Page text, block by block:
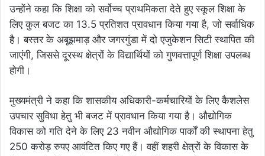
उन्होंने कहा कि शिक्षा को सर्वोच्च प्राथमिकता देते हुए स्कूल शिक्षा के
लिए कुल बजट का 13.5 प्रतिशत प्रावधान किया गया है, जो सर्वाधिक
है। बस्तर के अबूझमाड़ और जगरगुंडा में दो एजुकेशन सिटी स्थापित की
जाएंगी, जिससे दूरस्थ क्षेत्रों के विद्यार्थियों को गुणवत्तापूर्ण शिक्षा उपलब्ध
होगी।
मुख्यमंत्री ने कहा कि शासकीय अधिकारी-कर्मचारियों के लिए कैशलेस
उपचार सुविधा हेतु भी बजट में प्रावधान किया गया है। औद्योगिक
विकास को गति देने के लिए 23 नवीन औद्योगिक पार्कों की स्थापना हेतु
250 करोड़ रुपए आवंटित किए गए हैं। वहीं शहरी क्षेत्रों के विकास के